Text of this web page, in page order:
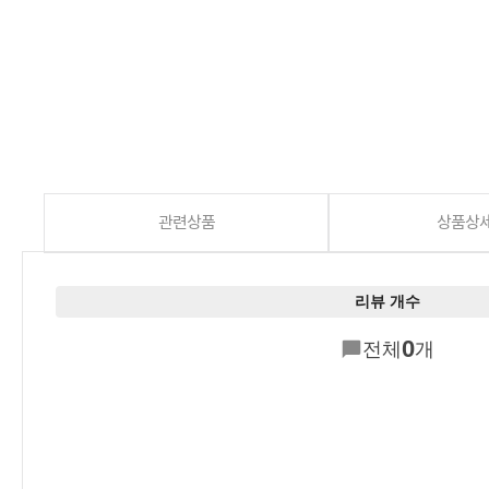
관련상품 상품상
리뷰 개수
전체0개